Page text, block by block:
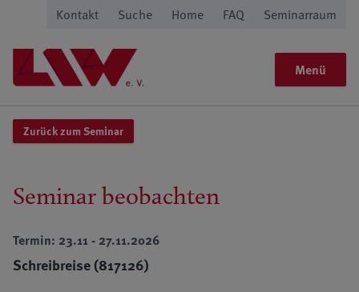
Kontakt Suche Home FAQ Seminarraum
Menü
Zurück zum Seminar
Seminar beobachten
Termin: 23.11 - 27.11.2026
Schreibreise (817126)